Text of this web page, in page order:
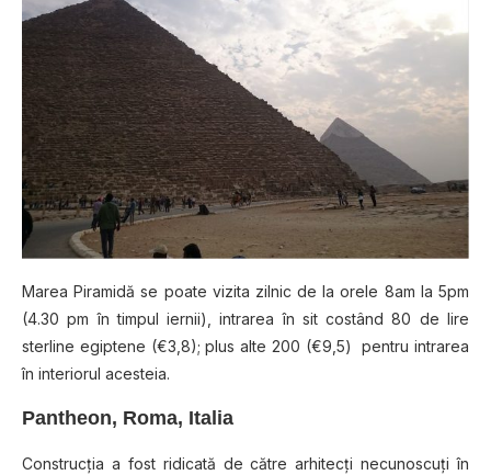
Marea Piramidă se poate vizita zilnic de la orele 8am la 5pm
(4.30 pm în timpul iernii), intrarea în sit costând 80 de lire
sterline egiptene (€3,8); plus alte 200 (€9,5) pentru intrarea
în interiorul acesteia.
Pantheon, Roma, Italia
Construcţia a fost ridicată de către arhitecţi necunoscuţi în